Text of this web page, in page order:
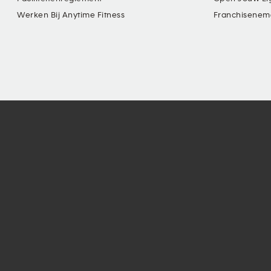
Werken Bij Anytime Fitness